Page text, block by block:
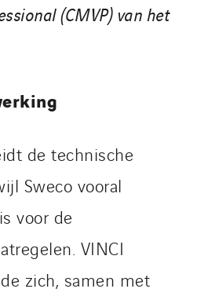
(CMVP) van het
de technische
Sweco vooral
voor de
VINCI
zich, samen met